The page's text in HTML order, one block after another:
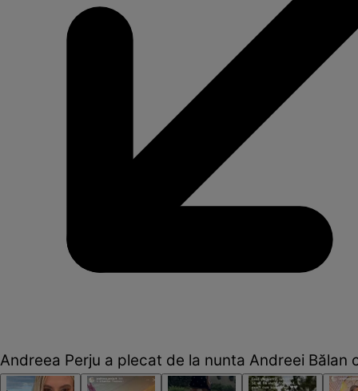
Andreea Perju a plecat de la nunta Andreei